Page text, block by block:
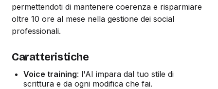
permettendoti di mantenere coerenza e risparmiare
oltre 10 ore al mese nella gestione dei social
professionali.
Caratteristiche
Voice training: l'AI impara dal tuo stile di
scrittura e da ogni modifica che fai.